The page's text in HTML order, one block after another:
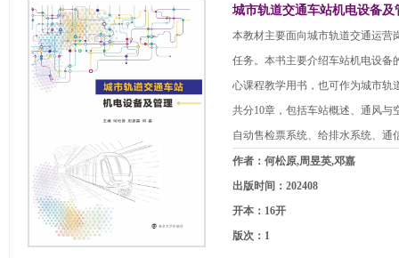
城市轨道交通车站机电设备及
本教材主要面向城市轨道交通运营
任务。本书主要介绍车站机电设备
心课程教学用书，也可作为城市轨
共分10章，包括车站概述、通风
自动售检票系统、给排水系统、通
作者：何松原,周昱英,邓嘉
出版时间：202408
开本：16开
版次：1